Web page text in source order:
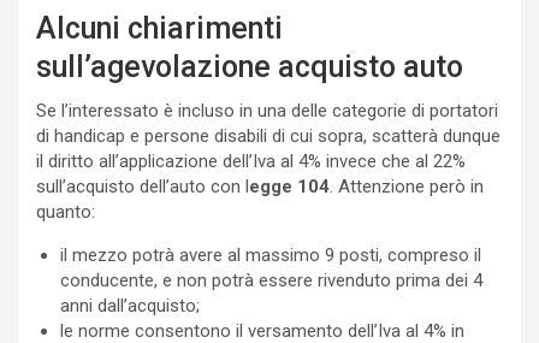
Alcuni chiarimenti
sull’agevolazione acquisto auto
Se l’interessato è incluso in una delle categorie di portatori
di handicap e persone disabili di cui sopra, scatterà dunque
il diritto all’applicazione dell’Iva al 4% invece che al 22%
sull’acquisto dell’auto con legge 104 . Attenzione però in
quanto:
il mezzo potrà avere al massimo 9 posti, compreso il
conducente, e non potrà essere rivenduto prima dei 4
anni dall’acquisto;
le norme consentono il versamento dell’Iva al 4% in